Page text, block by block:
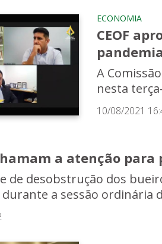
ECONOMIA
CEOF
A
nesta
10/08/2021
a atenção para
de desobstrução dos
a sessão ordinária